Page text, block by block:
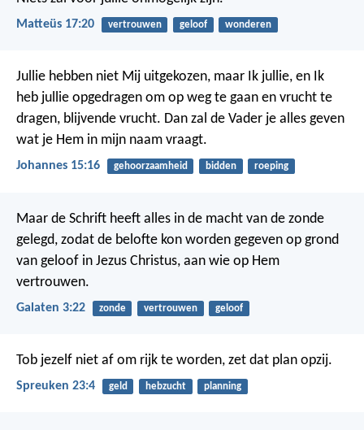
Matteüs 17:20 vertrouwen geloof wonderen
Jullie hebben niet Mij uitgekozen, maar Ik jullie, en Ik
heb jullie opgedragen om op weg te gaan en vrucht te
dragen, blijvende vrucht. Dan zal de Vader je alles geven
wat je Hem in mijn naam vraagt.
Johannes 15:16 gehoorzaamheid bidden roeping
Maar de Schrift heeft alles in de macht van de zonde
gelegd, zodat de belofte kon worden gegeven op grond
van geloof in Jezus Christus, aan wie op Hem
vertrouwen.
Galaten 3:22 zonde vertrouwen geloof
Tob jezelf niet af om rijk te worden, zet dat plan opzij.
Spreuken 23:4 geld hebzucht planning